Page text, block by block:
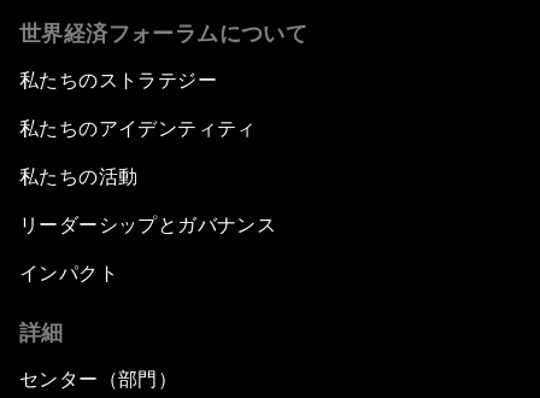
世界経済フォーラムについて
私たちのストラテジー
私たちのアイデンティティ
私たちの活動
リーダーシップとガバナンス
インパクト
詳細
センター（部門）